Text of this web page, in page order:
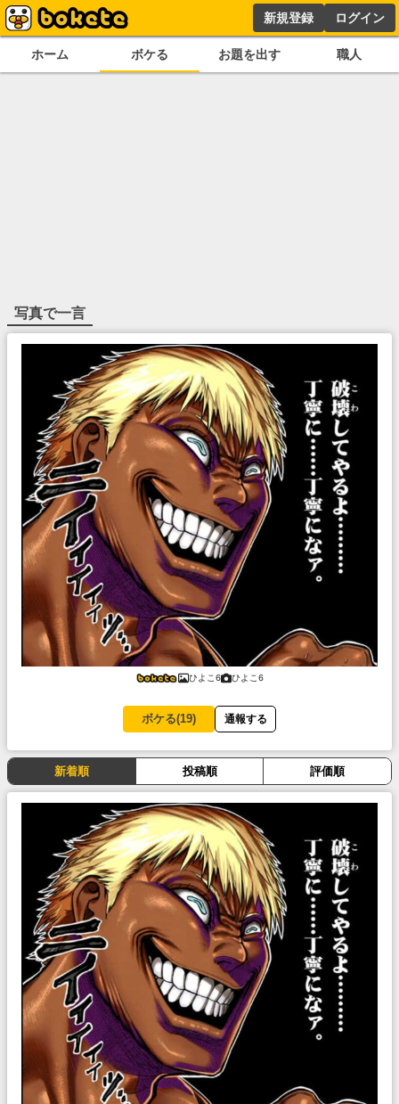
新規登録 ログイン
ホーム ボケる お題を出す 職人
写真で一言
ひよこ6 ひよこ6
ボケる(19) 通報する
新着順 投稿順 評価順